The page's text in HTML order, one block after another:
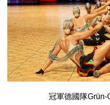
冠軍德國隊Grün-